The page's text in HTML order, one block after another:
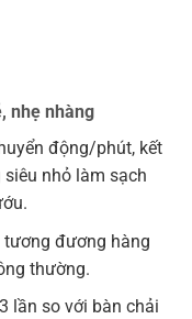
nhẹ nhàng
động/phút, kết
nhỏ làm sạch
tương đương hàng
thường.
lần so với bàn chải